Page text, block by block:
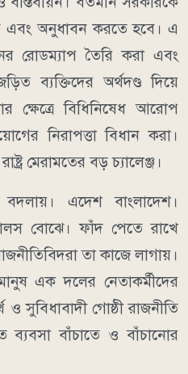
এবং অনুধাবন করতে হবে। এ
রোডম্যাপ তৈরি করা এবং
ব্যক্তিদের অর্থদণ্ড দিয়ে
ক্ষেত্রে বিধিনিষেধ আরোপ
নিরাপত্তা বিধান করা।
মেরামতের বড় চ্যালেঞ্জ।
এদেশ বাংলাদেশ।
বোঝে। ফাঁদ পেতে রাখে
তা কাজে লাগায়।
এক দলের নেতাকর্মীদের
ও সুবিধাবাদী গোষ্ঠী রাজনীতি
বাঁচাতে ও বাঁচানোর